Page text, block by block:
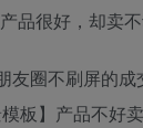
品很好，却卖
友圈不刷屏的
板】产品不好